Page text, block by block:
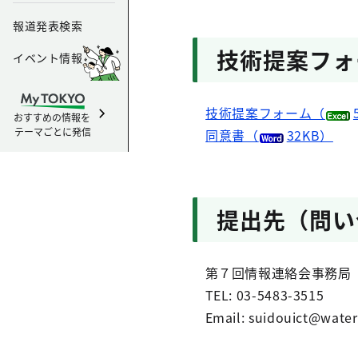
報道発表検索
イベント情報
おすすめの情報を
テーマごとに発信
技術提案フ
技術提案フォーム（
同意書（
32KB）
提出先（問
第７回情報連絡会事務
TEL: 03-5483-3515
Email: